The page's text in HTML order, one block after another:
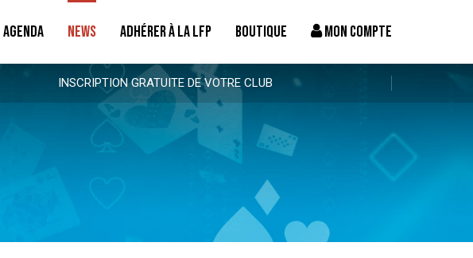
AGENDA NEWS ADHÉRER À LA LFP BOUTIQUE MON COMPTE
INSCRIPTION GRATUITE DE VOTRE CLUB